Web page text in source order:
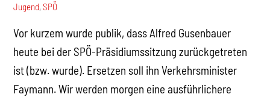
Jugend,SPÖ
Vor kurzem wurde publik, dass Alfred Gusenbauer
heute bei der SPÖ-Präsidiumssitzung zurückgetreten
ist (bzw. wurde). Ersetzen soll ihn Verkehrsminister
Faymann. Wir werden morgen eine ausführlichere